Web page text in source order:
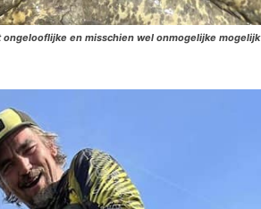
en misschien wel onmogelijke mogelijk